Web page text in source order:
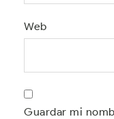
Web
Guardar mi